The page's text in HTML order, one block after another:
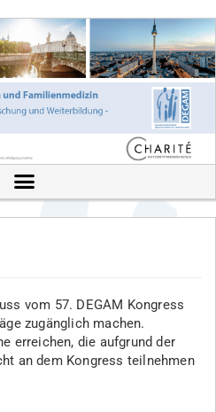
vom 57. DEGAM Kongress
zugänglich machen.
erreichen, die aufgrund der
an dem Kongress teilnehmen